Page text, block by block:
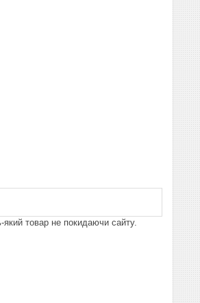
який товар не покидаючи сайту.